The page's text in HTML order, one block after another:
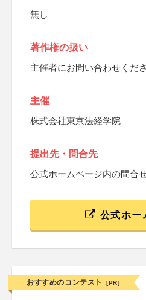
無し
著作権の扱い
主催者にお問い合わせくだ
主催
株式会社東京法経学院
提出先・問合先
公式ホームページ内の問合
公式ホー
おすすめのコンテスト [PR]